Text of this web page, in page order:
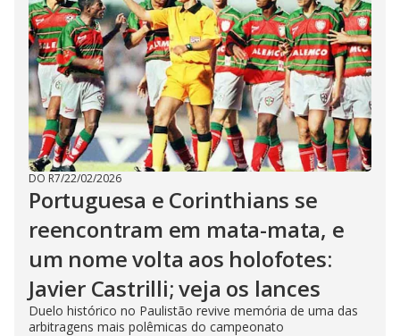
DO R7/22/02/2026
Portuguesa e Corinthians se
reencontram em mata-mata, e
um nome volta aos holofotes:
Javier Castrilli; veja os lances
Duelo histórico no Paulistão revive memória de uma das
arbitragens mais polêmicas do campeonato